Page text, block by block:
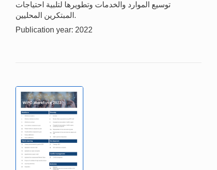
توسيع الموارد والخدمات وتطويرها لتلبية احتياجات
المبتكرين المحليين.
Publication year: 2022